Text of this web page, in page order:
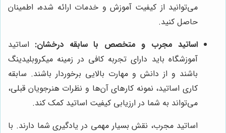
می‌توانید از کیفیت آموزش و خدمات ارائه شده، اطمینان
حاصل کنید.
اساتید مجرب و متخصص با سابقه درخشان: اساتید
آموزشگاه باید دارای تجربه کافی در زمینه میکروبلیدینگ
باشند و از دانش و مهارت بالایی برخوردار باشند. سابقه
کاری اساتید، نمونه کارهای آن‌ها و نظرات هنرجویان قبلی،
می‌تواند به شما در ارزیابی کیفیت اساتید کمک کند.
اساتید مجرب، نقش بسیار مهمی در یادگیری شما دارند. با